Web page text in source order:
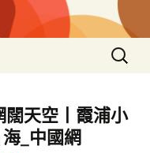
搜
尋
鍵
字:
闊天空丨霞浦小
_中國網